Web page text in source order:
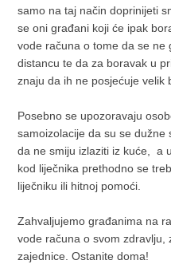
samo na taj način doprinijeti
se oni građani koji će ipak
vode računa o tome da se ne
distancu te da za boravak u
znaju da ih ne posjećuje velik
Posebno se upozoravaju
samoizolacije da su se
da ne smiju izlaziti iz kuće, a
kod liječnika prethodno se
liječniku ili hitnoj pomoći.
Zahvaljujemo građanima na
vode računa o svom zdravlju,
zajednice. Ostanite doma!